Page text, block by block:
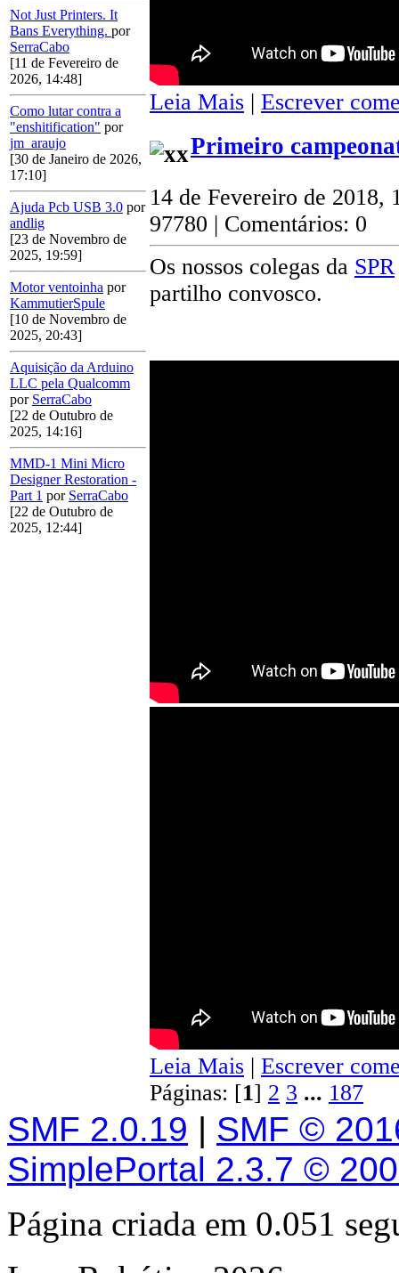
Not Just Printers. It
Bans Everything. por
SerraCabo
[11 de Fevereiro de
2026, 14:48]
Como lutar contra a
"enshitification" por
jm_araujo
[30 de Janeiro de 2026,
17:10]
Ajuda Pcb USB 3.0 por
andlig
[23 de Novembro de
2025, 19:59]
Motor ventoinha por
KammutierSpule
[10 de Novembro de
2025, 20:43]
Aquisição da Arduino
LLC pela Qualcomm
por SerraCabo
[22 de Outubro de
2025, 14:16]
MMD-1 Mini Micro
Designer Restoration -
Part 1 por SerraCabo
[22 de Outubro de
2025, 12:44]
Leia Mais | Escrever
Primeiro
14 de Fevereiro de 2018,
97780 | Comentários: 0
Os nossos colegas da SPR
partilho convosco.
Leia Mais | Escrever
Páginas: [1] 2 3 ... 187
SMF 2.0.19 | SMF ©
SimplePortal 2.3.7 ©
Página criada em 0.051